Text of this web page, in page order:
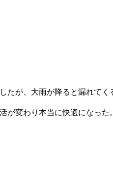
たが、大雨が降ると漏れて
が変わり本当に快適になった